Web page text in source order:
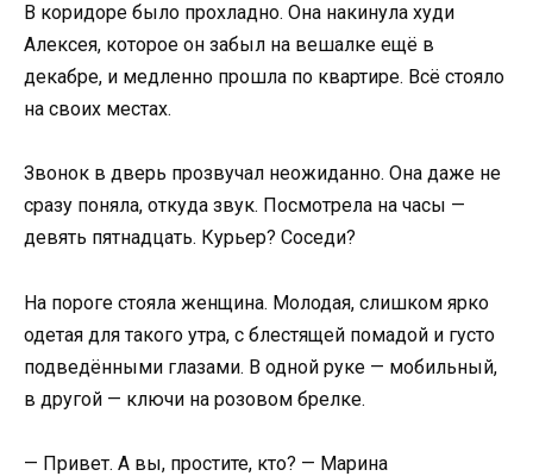
В коридоре было прохладно. Она накинула худи
Алексея, которое он забыл на вешалке ещё в
декабре, и медленно прошла по квартире. Всё стояло
на своих местах.
Звонок в дверь прозвучал неожиданно. Она даже не
сразу поняла, откуда звук. Посмотрела на часы —
девять пятнадцать. Курьер? Соседи?
На пороге стояла женщина. Молодая, слишком ярко
одетая для такого утра, с блестящей помадой и густо
подведёнными глазами. В одной руке — мобильный,
в другой — ключи на розовом брелке.
— Привет. А вы, простите, кто? — Марина